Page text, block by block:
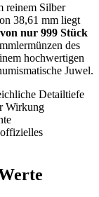
reinem Silber
38,61 mm liegt
nur 999 Stück
des
hochwertigen
Juwel.
Detailtiefe
Wirkung